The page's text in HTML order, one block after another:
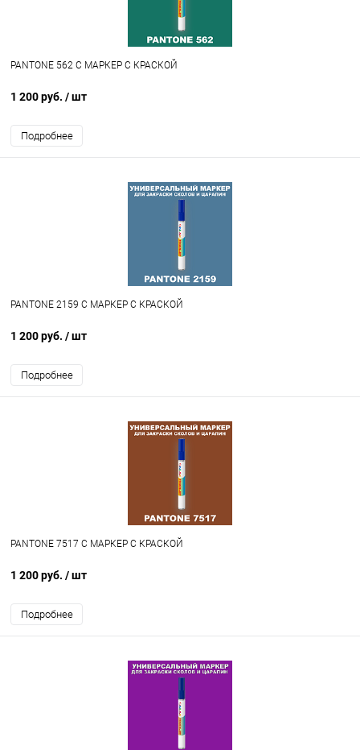
PANTONE 562 C МАРКЕР С КРАСКОЙ
1 200 руб. / шт
Подробнее
PANTONE 2159 C МАРКЕР С КРАСКОЙ
1 200 руб. / шт
Подробнее
PANTONE 7517 C МАРКЕР С КРАСКОЙ
1 200 руб. / шт
Подробнее